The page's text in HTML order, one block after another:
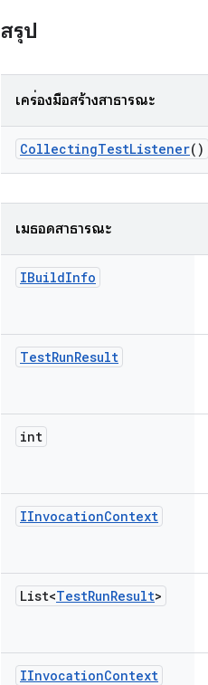
สรุป
เครื่องมือสร้างสาธารณะ
CollectingTestListener()
เมธอดสาธารณะ
IBuildInfo
TestRunResult
int
IInvocationContext
List<TestRunResult>
IInvocationContext